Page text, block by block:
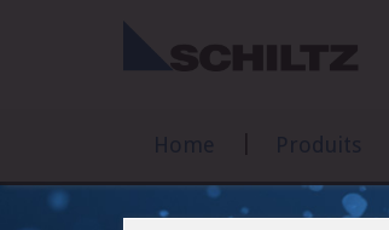
Home Produits